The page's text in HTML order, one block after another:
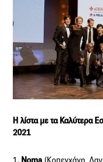
Η λίστα με τα Καλύτερα
2021